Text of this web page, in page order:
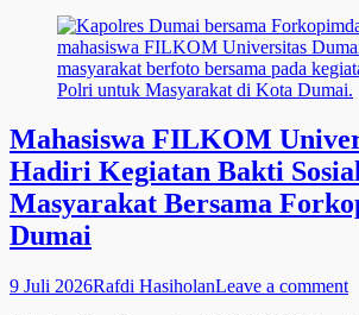
Mahasiswa FILKOM
Hadiri Kegiatan Bakti
Masyarakat Bersama
Dumai
Posted
9 Juli 2026Author
Rafdi HasiholanLeave a comment